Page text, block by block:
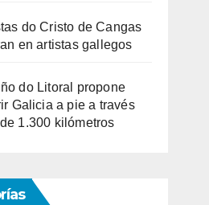
do Cristo de Cangas
en artistas gallegos
do Litoral propone
Galicia a pie a través
1.300 kilómetros